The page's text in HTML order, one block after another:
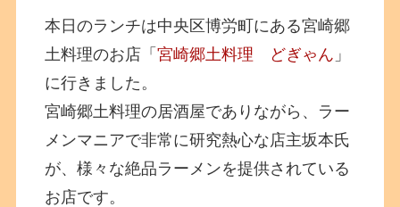
本日のランチは中央区博労町にある宮崎郷
土料理のお店「宮崎郷土料理 どぎゃん 」
に行きました。
宮崎郷土料理の居酒屋でありながら、ラー
メンマニアで非常に研究熱心な店主坂本氏
が、様々な絶品ラーメンを提供されている
お店です。